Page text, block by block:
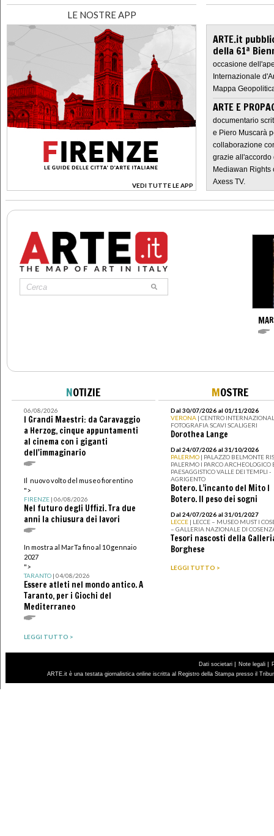
LE NOSTRE APP
VEDI TUTTE LE APP
>
ARTE.it
della 61ª
occasione
Internazionale
Mappa
ARTE E
documentario
e Piero Muscarà
collaborazione
grazie all'accordo
Mediawan
Axess TV.
NOTIZIE
06/08/2026
I Grandi Maestri: da Caravaggio
a Herzog, cinque appuntamenti
al cinema con i giganti
dell'immaginario
Il nuovo volto del museo fiorentino
">
FIRENZE| 06/08/2026
Nel futuro degli Uffizi. Tra due
anni la chiusura dei lavori
In mostra al MarTa fino al 10 gennaio
2027
">
TARANTO| 04/08/2026
Essere atleti nel mondo antico. A
Taranto, per i Giochi del
Mediterraneo
LEGGI TUTTO >
MOSTRE
Dal 30/07/2026 al 01/11/2026
VERONA | CENTRO
FOTOGRAFIA SCAVI SCALIGERI
Dorothea Lange
Dal 24/07/2026 al 31/10/2026
PALERMO | PALAZZO BELMONTE
PALERMO I PARCO ARCHEOLOGICO
PAESAGGISTICO VALLE DEI TEMPLI -
AGRIGENTO
Botero. L’incanto del Mito I
Botero. Il peso dei sogni
Dal 24/07/2026 al 31/01/2027
LECCE | LECCE – MUSEO MUST I
– GALLERIA NAZIONALE DI
Tesori nascosti della
Borghese
LEGGI TUTTO >
Dati societari | Note legali |
ARTE.it è una testata giornalistica online iscritta al Registro della Stampa presso il